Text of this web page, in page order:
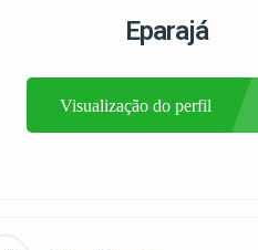
Eparajá
Visualização do perfil